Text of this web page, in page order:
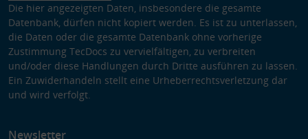
Die hier angezeigten Daten, insbesondere die gesamte
Datenbank, dürfen nicht kopiert werden. Es ist zu unterlassen,
die Daten oder die gesamte Datenbank ohne vorherige
Zustimmung TecDocs zu vervielfältigen, zu verbreiten
und/oder diese Handlungen durch Dritte ausführen zu lassen.
Ein Zuwiderhandeln stellt eine Urheberrechtsverletzung dar
und wird verfolgt.
Newsletter